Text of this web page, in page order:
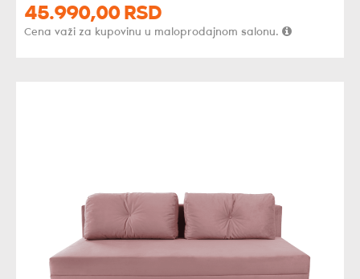
45.990,00 RSD
Cena važi za kupovinu u maloprodajnom salonu.